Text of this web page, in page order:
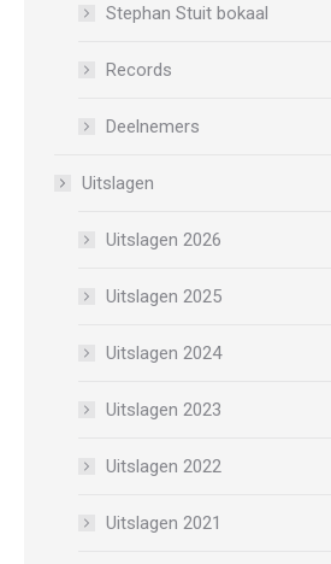
Stephan Stuit bokaal
Records
Deelnemers
Uitslagen
Uitslagen 2026
Uitslagen 2025
Uitslagen 2024
Uitslagen 2023
Uitslagen 2022
Uitslagen 2021